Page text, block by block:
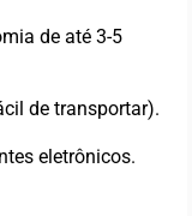
de até 3-5
de transportar).
eletrônicos.